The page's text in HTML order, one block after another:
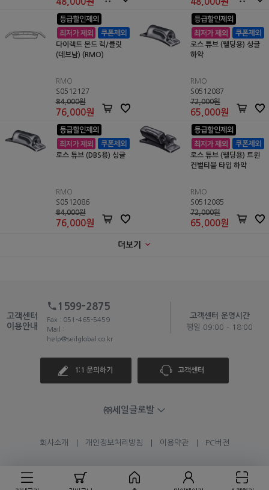
다이렉트 본드 럭/클릿
(데브남) (RMO)
RMO
S0512127
84,000원
76,000원
로스 튜브 (웰딩용) 싱글
하악
RMO
S0512087
72,000원
65,000원
로스 튜브 (DBS용) 싱글
RMO
S0512086
84,000원
76,000원
로스 튜브 (웰딩용) 트윈
컨벌티블 타입 하악
RMO
S0512085
72,000원
65,000원
더보기
고객센터
이용안내
1599-2875
Fax : 051-465-5459
Mail :
help@seilglobal.co.kr
고객센터 운영시간
평일 09:00 - 18:00
1:1 문의하기 고객센터
㈜세일글로발
회사소개 개인정보처리방침 이용약관 PC버전